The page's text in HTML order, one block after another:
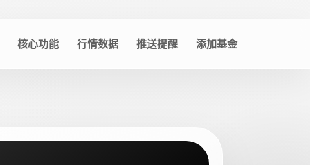
核心功能 行情数据 推送提醒 添加基金